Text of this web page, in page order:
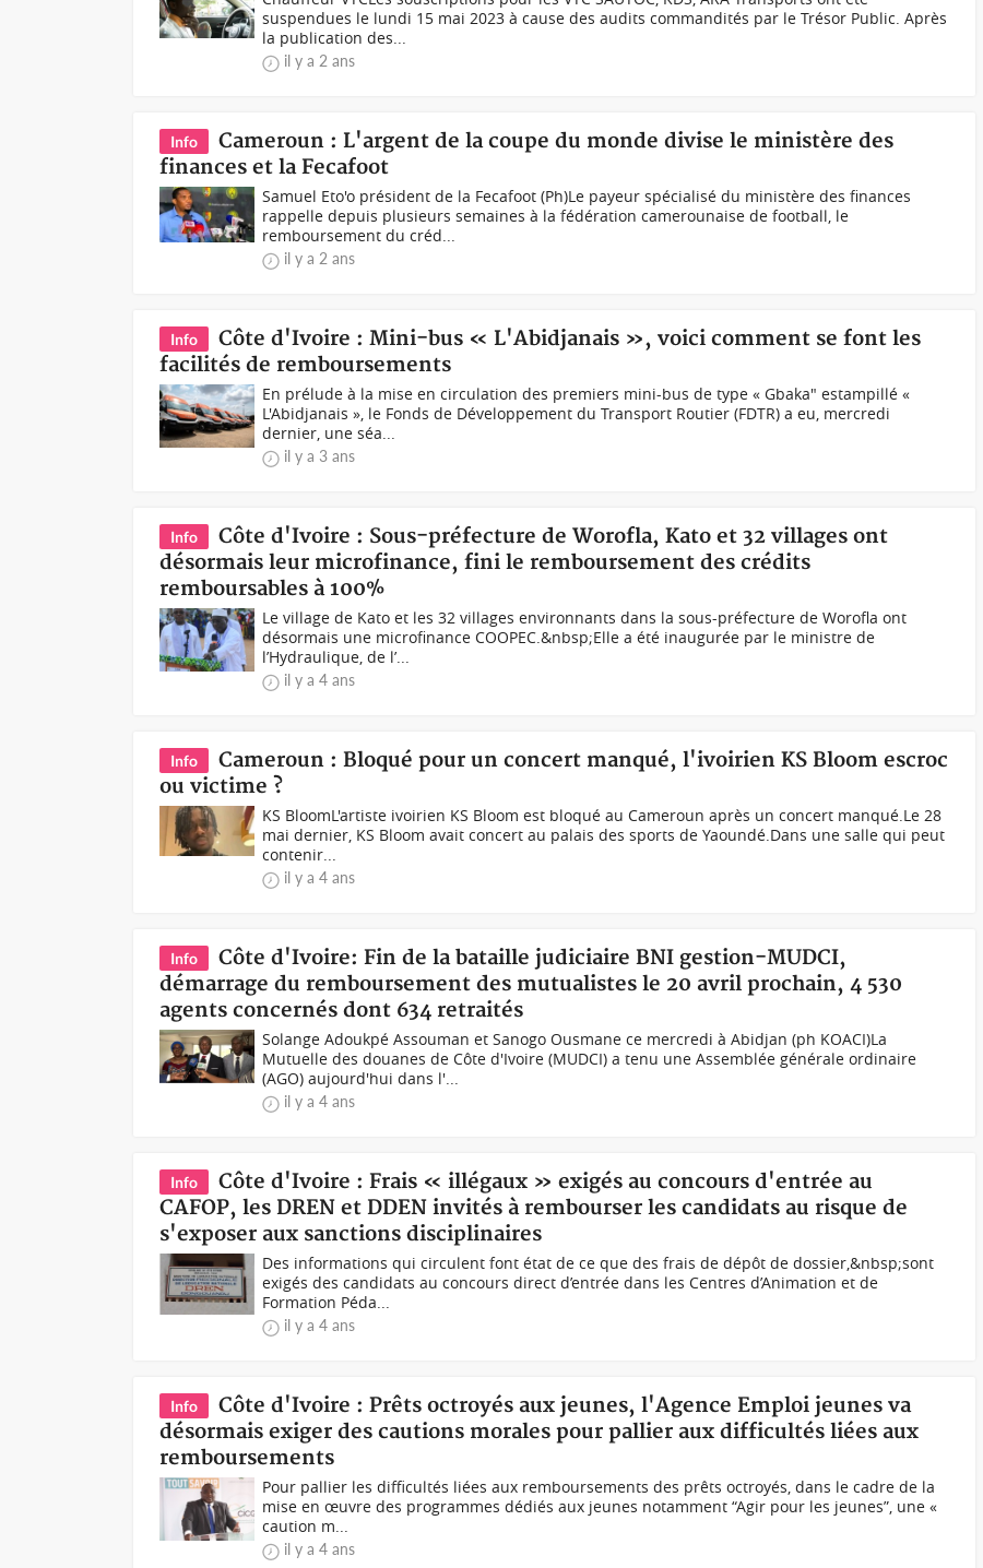
suspendues le lundi 15 mai 2023 à cause des audits commandités par le Trésor Public. Après
la publication des...
il y a 2 ans
Info
Cameroun : L'argent de la coupe du monde divise le ministère des
finances et la Fecafoot
Samuel Eto'o président de la Fecafoot (Ph)Le payeur spécialisé du ministère des finances
rappelle depuis plusieurs semaines à la fédération camerounaise de football, le
remboursement du créd...
il y a 2 ans
Info
Côte d'Ivoire : Mini-bus « L'Abidjanais », voici comment se font les
facilités de remboursements
En prélude à la mise en circulation des premiers mini-bus de type « Gbaka" estampillé «
L'Abidjanais », le Fonds de Développement du Transport Routier (FDTR) a eu, mercredi
dernier, une séa...
il y a 3 ans
Info
Côte d'Ivoire : Sous-préfecture de Worofla, Kato et 32 villages ont
désormais leur microfinance, fini le remboursement des crédits
remboursables à 100%
Le village de Kato et les 32 villages environnants dans la sous-préfecture de Worofla ont
désormais une microfinance COOPEC.&nbsp;Elle a été inaugurée par le ministre de
l’Hydraulique, de l’...
il y a 4 ans
Info
Cameroun : Bloqué pour un concert manqué, l'ivoirien KS Bloom escroc
ou victime ?
KS BloomL'artiste ivoirien KS Bloom est bloqué au Cameroun après un concert manqué.Le 28
mai dernier, KS Bloom avait concert au palais des sports de Yaoundé.Dans une salle qui peut
contenir...
il y a 4 ans
Info
Côte d'Ivoire: Fin de la bataille judiciaire BNI gestion-MUDCI,
démarrage du remboursement des mutualistes le 20 avril prochain, 4 530
agents concernés dont 634 retraités
Solange Adoukpé Assouman et Sanogo Ousmane ce mercredi à Abidjan (ph KOACI) La
Mutuelle des douanes de Côte d'Ivoire (MUDCI) a tenu une Assemblée générale ordinaire
(AGO) aujourd'hui dans l'...
il y a 4 ans
Info
Côte d'Ivoire : Frais « illégaux » exigés au concours d'entrée au
CAFOP, les DREN et DDEN invités à rembourser les candidats au risque de
s'exposer aux sanctions disciplinaires
Des informations qui circulent font état de ce que des frais de dépôt de dossier,&nbsp;sont
exigés des candidats au concours direct d’entrée dans les Centres d’Animation et de
Formation Péda...
il y a 4 ans
Info
Côte d'Ivoire : Prêts octroyés aux jeunes, l'Agence Emploi jeunes va
désormais exiger des cautions morales pour pallier aux difficultés liées aux
remboursements
Pour pallier les difficultés liées aux remboursements des prêts octroyés, dans le cadre de la
mise en œuvre des programmes dédiés aux jeunes notamment “Agir pour les jeunes”, une «
caution m...
il y a 4 ans